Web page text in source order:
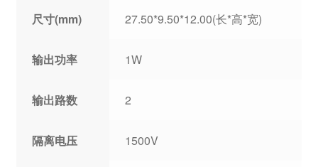
尺寸(mm) 27.50*9.50*12.00(长*高*宽)
输出功率 1W
输出路数 2
隔离电压 1500V